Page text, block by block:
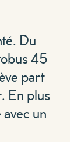
Du
45
part
En plus
un